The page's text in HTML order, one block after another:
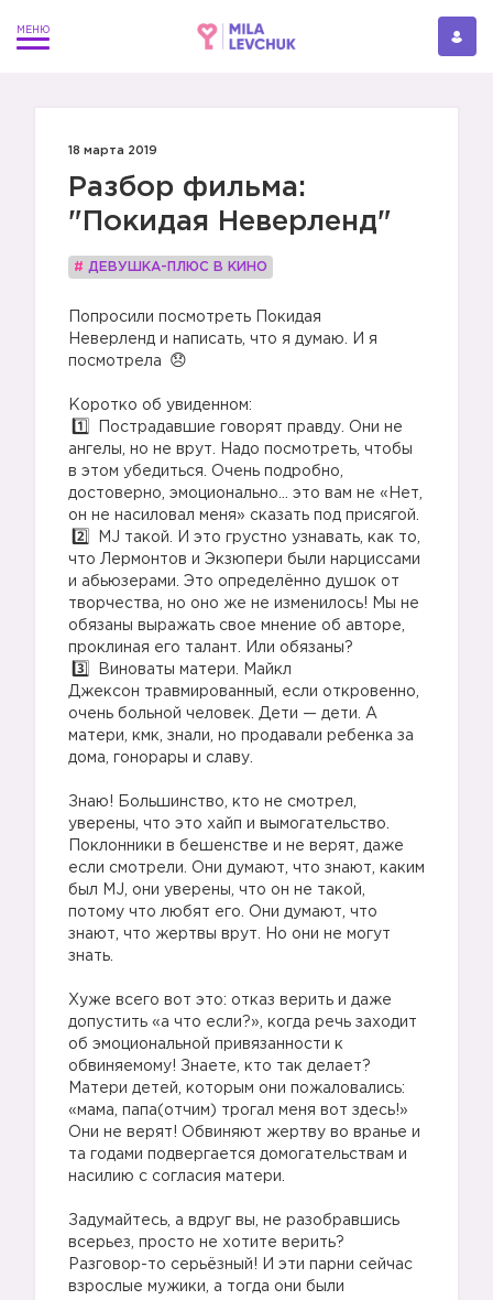
18 марта 2019
Разбор фильма:
"Покидая Неверленд"
# ДЕВУШКА-ПЛЮС В КИНО
Попросили посмотреть Покидая
Неверленд и написать, что я думаю. И я
посмотрела
Коротко об увиденном:
Пострадавшие говорят правду. Они не
ангелы, но не врут. Надо посмотреть, чтобы
в этом убедиться. Очень подробно,
достоверно, эмоционально… это вам не «Нет,
он не насиловал меня» сказать под присягой.
MJ такой. И это грустно узнавать, как то,
что Лермонтов и Экзюпери были нарциссами
и абьюзерами. Это определённо душок от
творчества, но оно же не изменилось! Мы не
обязаны выражать свое мнение об авторе,
проклиная его талант. Или обязаны?
Виноваты матери. Майкл
Джексон травмированный, если откровенно,
очень больной человек. Дети — дети. А
матери, кмк, знали, но продавали ребенка за
дома, гонорары и славу.
Знаю! Большинство, кто не смотрел,
уверены, что это хайп и вымогательство.
Поклонники в бешенстве и не верят, даже
если смотрели. Они думают, что знают, каким
был MJ, они уверены, что он не такой,
потому что любят его. Они думают, что
знают, что жертвы врут. Но они не могут
знать.
Хуже всего вот это: отказ верить и даже
допустить «а что если?», когда речь заходит
об эмоциональной привязанности к
обвиняемому! Знаете, кто так делает?
Матери детей, которым они пожаловались:
«мама, папа(отчим) трогал меня вот здесь!»
Они не верят! Обвиняют жертву во вранье и
та годами подвергается домогательствам и
насилию с согласия матери.
Задумайтесь, а вдруг вы, не разобравшись
всерьез, просто не хотите верить?
Разговор-то серьёзный! И эти парни сейчас
взрослые мужики, а тогда они были